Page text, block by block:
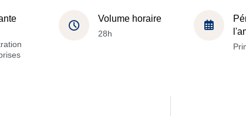
Volume horaire
28h